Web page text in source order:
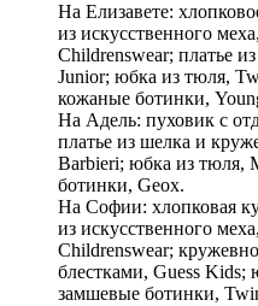
На Елизавете:
из искусственного
Childrenswear; платье
Junior; юбка из тюля,
кожаные ботинки,
На Адель: пуховик с
платье из шелка и
Barbieri; юбка из тюля,
ботинки, Geox.
На Софии: хлопковая
из искусственного
Childrenswear;
блестками, Guess Kids;
замшевые ботинки,